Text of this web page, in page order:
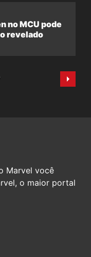
no MCU pode
revelado
Marvel você
o maior portal